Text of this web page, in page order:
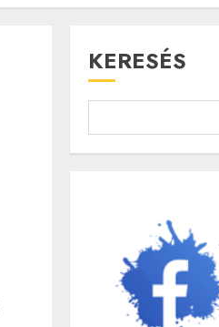
KERESÉS